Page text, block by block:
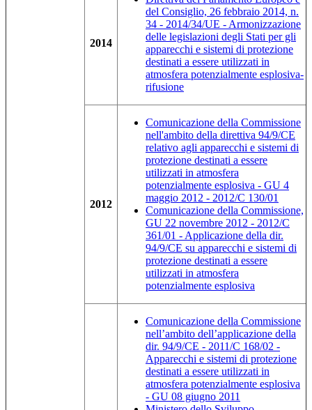
2014
del Consiglio, 26 febbraio 2014, n.
34 - 2014/34/UE - Armonizzazione
delle legislazioni degli Stati per gli
apparecchi e sistemi di protezione
destinati a essere utilizzati in
atmosfera potenzialmente esplosiva-
rifusione
2012
Comunicazione della Commissione
nell'ambito della direttiva 94/9/CE
relativo agli apparecchi e sistemi di
protezione destinati a essere
utilizzati in atmosfera
potenzialmente esplosiva - GU 4
maggio 2012 - 2012/C 130/01
Comunicazione della Commissione,
GU 22 novembre 2012 - 2012/C
361/01 - Applicazione della dir.
94/9/CE su apparecchi e sistemi di
protezione destinati a essere
utilizzati in atmosfera
potenzialmente esplosiva
Comunicazione della Commissione
nell’ambito dell’applicazione della
dir. 94/9/CE - 2011/C 168/02 -
Apparecchi e sistemi di protezione
destinati a essere utilizzati in
atmosfera potenzialmente esplosiva
- GU 08 giugno 2011